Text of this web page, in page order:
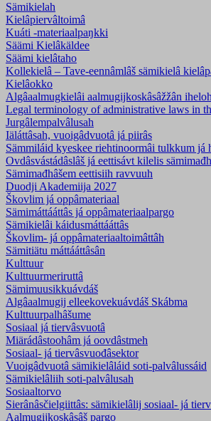
Sämikielah
Kielâpiervâltoimâ
Kuáti -materiaalpaŋkki
Säämi Kielâkäldee
Säämi kielâtaho
Kollekielâ – Tave-eennâmlâš sämikielâ
Kielâokko
Algâaalmugkielâi aalmugijkoskâsâžžân
Legal terminology of administrative laws in
Jurgâlempalvâlusah
Iäláttâsah, vuoigâdvuotâ já piirâs
Sämmiláid kyeskee riehtinoormâi tulkkum já
Ovdâsvástádâslâš já eettisávt kilelis
Sämimađhâšem eettisiih ravvuuh
Duodji Akademiija 2027
Škovlim já oppâmateriaal
Sämimáttááttâs já oppâmateriaalpargo
Sämikielâi káidusmáttááttâs
Škovlim- já oppâmateriaaltoimâttâh
Sämitiätu máttááttâsân
Kulttuur
Kulttuurmeriruttâ
Sämimuusikkuávdáš
Algâaalmugij elleekovekuávdáš Skábma
Kulttuurpalhâšume
Sosiaal já tiervâsvuotâ
Miärádâstoohâm já oovdâstmeh
Sosiaal- já tiervâsvuođâsektor
Vuoigâdvuotâ sämikielâláid soti-palvâlussáid
Sämikielâliih soti-palvâlusah
Sosiaaltorvo
Sierânâsčielgiittâs: sämikielâlij sosiaal- já
Aalmugijkoskâsâš pargo